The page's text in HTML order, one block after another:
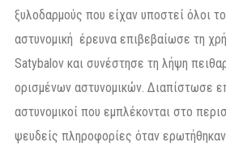
ξυλοδαρμούς που είχαν υποστεί όλοι
αστυνομική έρευνα επιβεβαίωσε τη
Satybalov και συνέστησε τη λήψη
ορισμένων αστυνομικών. Διαπίστωσε
αστυνομικοί που εμπλέκονται στο
ψευδείς πληροφορίες όταν